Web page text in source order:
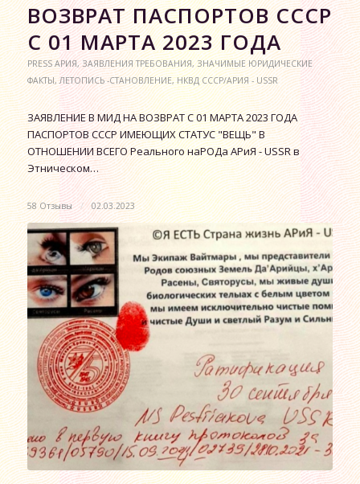
ВОЗВРАТ ПАСПОРТОВ СССР
С 01 МАРТА 2023 ГОДА
PRESS АРИЯ,ЗАЯВЛЕНИЯ ТРЕБОВАНИЯ,ЗНАЧИМЫЕ ЮРИДИЧЕСКИЕ
ФАКТЫ,ЛЕТОПИСЬ -СТАНОВЛЕНИЕ,НКВД СССР/АРИЯ - USSR
ЗАЯВЛЕНИЕ В МИД НА ВОЗВРАТ С 01 МАРТА 2023 ГОДА
ПАСПОРТОВ СССР ИМЕЮЩИХ СТАТУС "ВЕЩЬ" В
ОТНОШЕНИИ ВСЕГО Реального наРОДа АРиЯ - USSR в
Этническом…
58 Отзывы / 02.03.2023